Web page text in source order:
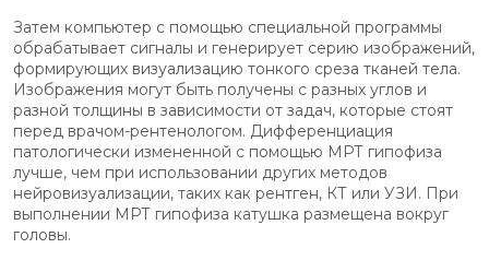
Затем компьютер с помощью специальной программы
обрабатывает сигналы и генерирует серию изображений,
формирующих визуализацию тонкого среза тканей тела.
Изображения могут быть получены с разных углов и
разной толщины в зависимости от задач, которые стоят
перед врачом-рентенологом. Дифференциация
патологически измененной с помощью МРТ гипофиза
лучше, чем при использовании других методов
нейровизуализации, таких как рентген, КТ или УЗИ. При
выполнении МРТ гипофиза катушка размещена вокруг
головы.